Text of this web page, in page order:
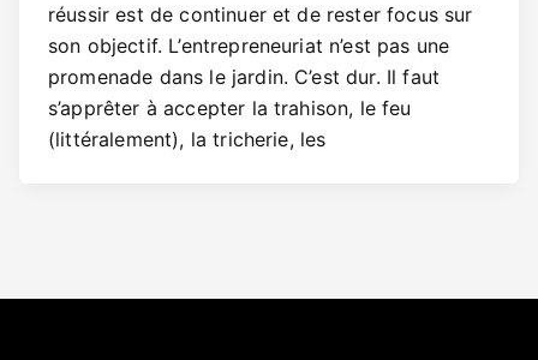
réussir est de continuer et de rester focus sur
son objectif. L’entrepreneuriat n’est pas une
promenade dans le jardin. C’est dur. Il faut
s’apprêter à accepter la trahison, le feu
(littéralement), la tricherie, les